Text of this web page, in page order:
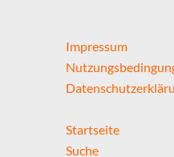
Impressum
Startseite
Suche